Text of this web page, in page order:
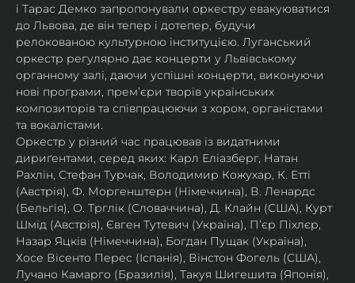
і Тарас Демко запропонували оркестру евакуюватися
до Львова, де він тепер і дотепер, будучи
релокованою культурною інституцією. Луганський
оркестр регулярно дає концерти у Львівському
органному залі, даючи успішні концерти, виконуючи
нові програми, прем’єри творів українських
композиторів та співпрацюючи з хором, органістами
та вокалістами.
Оркестр у різний час працював із видатними
дириґентами, серед яких: Карл Еліазберг, Натан
Рахлін, Стефан Турчак, Володимир Кожухар, К. Етті
(Австрія), Ф. Моргенштерн (Німеччина), В. Ленардс
(Бельгія), О. Трглік (Словаччина), Д. Клайн (США), Курт
Шмід (Австрія), Євген Тутевич (Україна), П’єр Піхлєр,
Назар Яцків (Німеччина), Богдан Пущак (Україна),
Хосе Вісенто Перес (Іспанія), Вінстон Фогель (США),
Лучано Камарго (Бразилія), Такуя Шигешита (Японія),